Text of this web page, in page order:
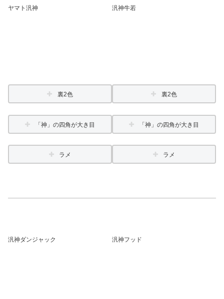
ヤマト汎神 汎神牛若
裏2色
「神」の四角が大き目
ラメ
裏2色
「神」の四角が大き目
ラメ
汎神ダンジャック 汎神フッド